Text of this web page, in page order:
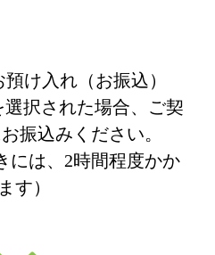
け入れ（お振込）
択された場合、ご契
振込みください。
には、2時間程度かか
す）